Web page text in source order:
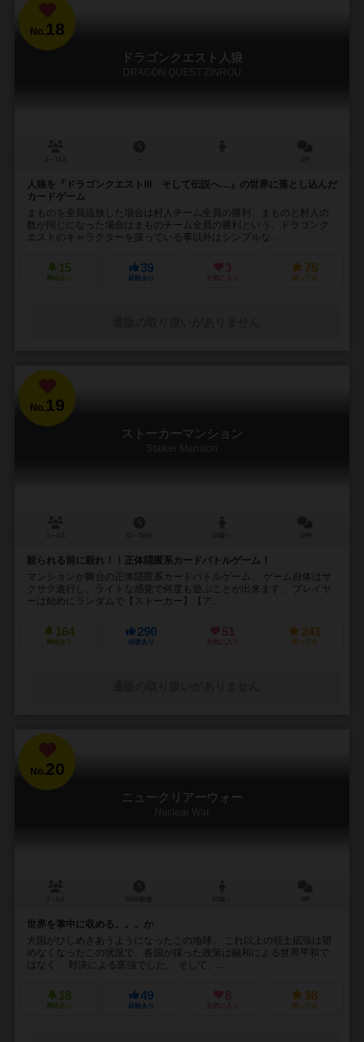
No.18
ドラゴンクエスト人狼
DRAGON QUEST ZINROU
人狼を『ドラゴンクエストⅢ そして伝説へ…』の世界に落とし込んだ
カードゲーム
まものを全員追放した場合は村人チーム全員の勝利、まものと村人の
数が同じになった場合はまものチーム全員の勝利という、ドラゴンク
エストのキャラクターを扱っている事以外はシンプルな...
15
興味あり
39
経験あり
3
お気に入り
75
持ってる
No.19
ストーカーマンション
Stalker Mansion
殺られる前に殺れ！！正体隠匿系カードバトルゲーム！
マンションが舞台の正体隠匿系カードバトルゲーム。 ゲーム自体はサ
クサク進行し、ライトな感覚で何度も遊ぶことが出来ます。 プレイヤ
ーは始めにランダムで【ストーカー】【ア...
164
興味あり
290
経験あり
51
お気に入り
241
持ってる
No.20
ニュークリアーウォー
Nuclear War
世界を掌中に収める。。。か
大国がひしめきあうようになったこの地球。 これ以上の領土拡張は望
めなくなったこの状況で、各国が採った政策は融和による世界平和で
はなく、 対決による富強でした。 そして、...
18
興味あり
49
経験あり
8
お気に入り
38
持ってる